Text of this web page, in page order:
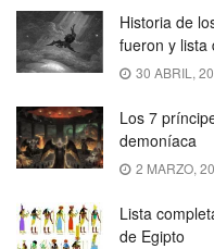
Historia de
fueron y lista
30 ABRIL,
Los 7
demoníaca
2 MARZO,
Lista
de Egipto